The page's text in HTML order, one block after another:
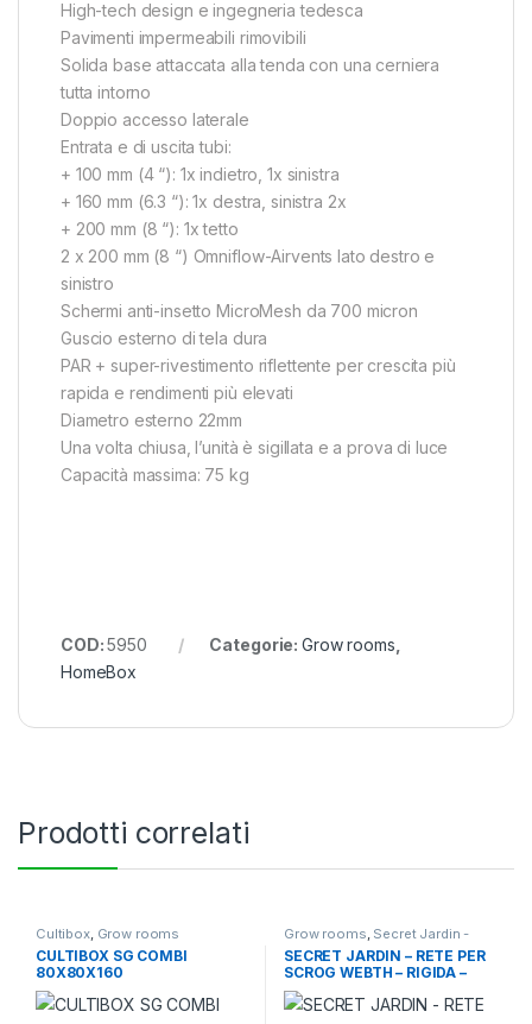
High-tech design e ingegneria tedesca
Pavimenti impermeabili rimovibili
Solida base attaccata alla tenda con una cerniera
tutta intorno
Doppio accesso laterale
Entrata e di uscita tubi:
+ 100 mm (4 “): 1x indietro, 1x sinistra
+ 160 mm (6.3 “): 1x destra, sinistra 2x
+ 200 mm (8 “): 1x tetto
2 x 200 mm (8 “) Omniflow-Airvents lato destro e
sinistro
Schermi anti-insetto MicroMesh da 700 micron
Guscio esterno di tela dura
PAR + super-rivestimento riflettente per crescita più
rapida e rendimenti più elevati
Diametro esterno 22mm
Una volta chiusa, l’unità è sigillata e a prova di luce
Capacità massima: 75 kg
COD:5950 Categorie: Grow rooms
HomeBox
Prodotti correlati
Cultibox, Grow rooms
CULTIBOX SG COMBI
80X80X160
Grow rooms, Secret Jardin -
Accessori
SECRET JARDIN – RETE PER
SCROG WEBTH – RIGIDA –
90X90CM